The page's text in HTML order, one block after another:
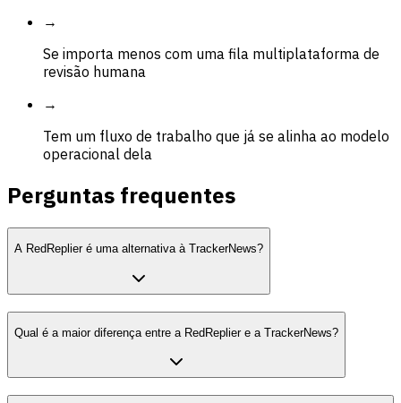
→
Se importa menos com uma fila multiplataforma de
revisão humana
→
Tem um fluxo de trabalho que já se alinha ao modelo
operacional dela
Perguntas frequentes
A RedReplier é uma alternativa à TrackerNews?
Qual é a maior diferença entre a RedReplier e a TrackerNews?